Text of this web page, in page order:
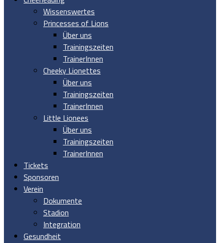
Wissenswertes
Princesses of Lions
Über uns
Trainingszeiten
TrainerInnen
Cheeky Lionettes
Über uns
Trainingszeiten
TrainerInnen
Little Lionees
Über uns
Trainingszeiten
TrainerInnen
Tickets
Sponsoren
Verein
Dokumente
Stadion
Integration
Gesundheit